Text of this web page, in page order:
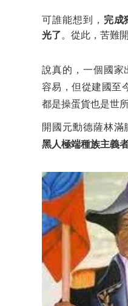
可誰能想到， 完成
光了 。從此，苦難
說真的，一個國家
容易，但從建國至
都是操蛋貨也是世所
開國元勳德薩林滿
黑人極端種族主義